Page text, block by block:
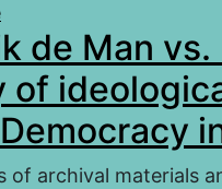
observer: Myths and
de Man vs.
of
of archival materials